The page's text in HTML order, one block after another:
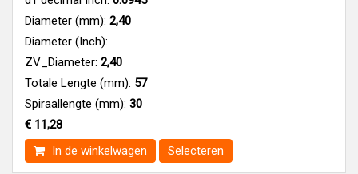
Diameter (mm): 2,40
Diameter (Inch):
ZV_Diameter: 2,40
Totale Lengte (mm): 57
Spiraallengte (mm): 30
€ 11,28
In de winkelwagen
Selecteren